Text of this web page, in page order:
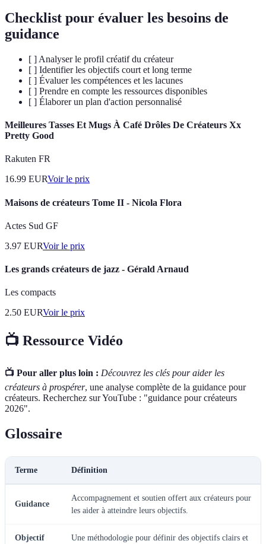
Checklist pour évaluer les besoins de
guidance
[ ] Analyser le profil créatif du créateur
[ ] Identifier les objectifs court et long terme
[ ] Évaluer les compétences et les lacunes
[ ] Prendre en compte les ressources disponibles
[ ] Élaborer un plan d'action personnalisé
Meilleures Tasses Et Mugs À Café Drôles De Créateurs Xx
Pretty Good
Rakuten FR
16.99 EURVoir le prix
Maisons de créateurs Tome II - Nicola Flora
Actes Sud GF
3.97 EURVoir le prix
Les grands créateurs de jazz - Gérald Arnaud
Les compacts
2.50 EURVoir le prix
📺 Ressource Vidéo
📺 Pour aller plus loin : Découvrez les clés pour aider les
créateurs à prospérer, une analyse complète de la guidance pour
créateurs. Recherchez sur YouTube : "guidance pour créateurs
2026".
Glossaire
Terme Définition
Guidance
Accompagnement et soutien offert aux créateurs pour
les aider à atteindre leurs objectifs.
Objectif
Une méthodologie pour définir des objectifs clairs et